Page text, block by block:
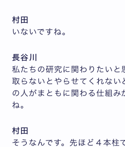
村田
いないですね。
長谷川
私たちの研究に関わりたいと
取らないとやらせてくれない
の人がまともに関わる仕組み
ね。
村田
そうなんです。先ほど４本柱